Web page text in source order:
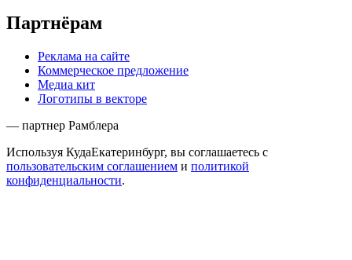
Партнёрам
Реклама на сайте
Коммерческое предложение
Медиа кит
Логотипы в векторе
— партнер Рамблера
Используя КудаЕкатеринбург, вы соглашаетесь с
пользовательским соглашением и политикой
конфиденциальности.